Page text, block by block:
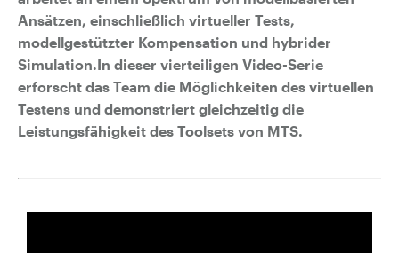
Ansätzen, einschließlich virtueller Tests,
modellgestützter Kompensation und hybrider
Simulation.In dieser vierteiligen Video-Serie
erforscht das Team die Möglichkeiten des virtuellen
Testens und demonstriert gleichzeitig die
Leistungsfähigkeit des Toolsets von MTS.